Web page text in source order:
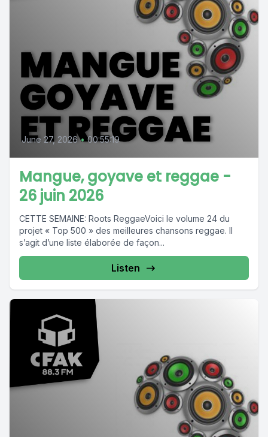
June 27, 2026 • 00:55:19
Mangue, goyave et reggae -
26 juin 2026
CETTE SEMAINE: Roots ReggaeVoici le volume 24 du
projet « Top 500 » des meilleures chansons reggae. Il
s’agit d’une liste élaborée de façon...
Listen